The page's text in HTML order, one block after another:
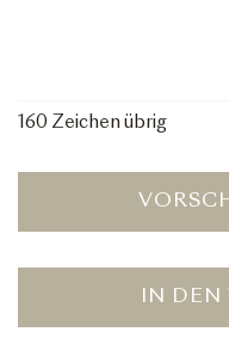
160 Zeichen übrig
IN DEN